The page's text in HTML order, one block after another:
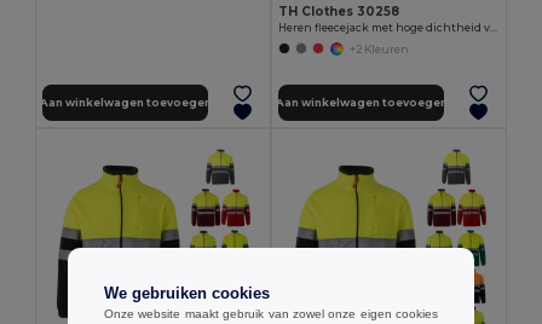
Aan winkelwagen toevoegen
TH Clothes 30258
Heren fleecejack met hoge dichtheid van polyester
+2 Kleuren
Aan winkelwagen toevoegen
We gebruiken cookies
Onze website maakt gebruik van zowel onze eigen cookies